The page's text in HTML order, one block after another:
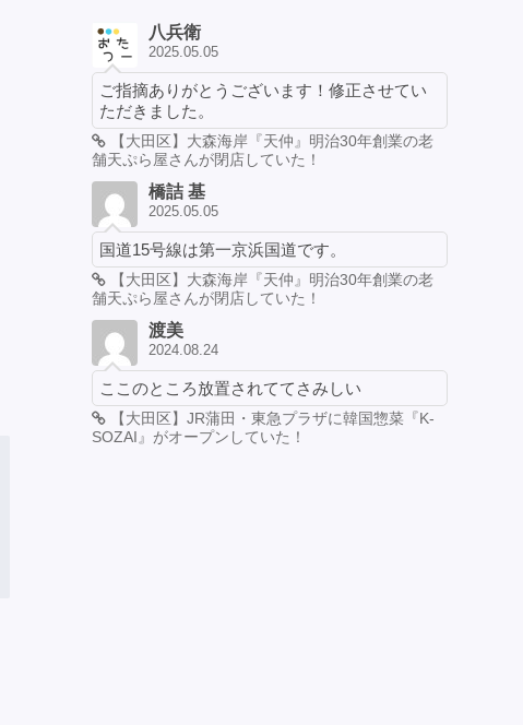
八兵衛
2025.05.05
ご指摘ありがとうございます！修正させてい
ただきました。
【大田区】大森海岸『天仲』明治30年創業の老
舗天ぷら屋さんが閉店していた！
橋詰 基
2025.05.05
国道15号線は第一京浜国道です。
【大田区】大森海岸『天仲』明治30年創業の老
舗天ぷら屋さんが閉店していた！
渡美
2024.08.24
ここのところ放置されててさみしい
【大田区】JR蒲田・東急プラザに韓国惣菜『K-
SOZAI』がオープンしていた！